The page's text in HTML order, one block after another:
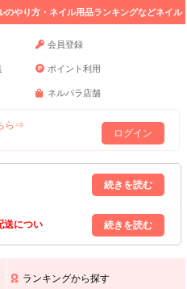
やり方・ネイル用品ランキングなどネイル
会員登録
ポイント利用
ネルパラ店舗
ら⇒
ログイン
問い合わせ業務｣はお休みいたしま
8/17(月)以降の対応となりますので
送につい
延が生じております｡
ランキングから探す